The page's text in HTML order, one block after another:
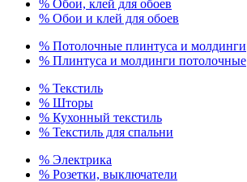
% Обои, клей для обоев
% Обои и клей для обоев
% Потолочные плинтуса и молдинги
% Плинтуса и молдинги потолочные
% Текстиль
% Шторы
% Кухонный текстиль
% Текстиль для спальни
% Электрика
% Розетки, выключатели